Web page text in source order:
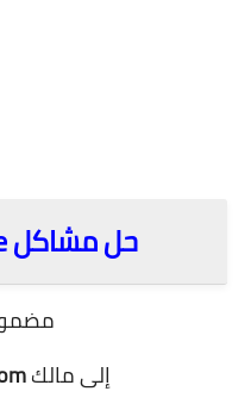
حل مشاكل Search Console
إلى مالك